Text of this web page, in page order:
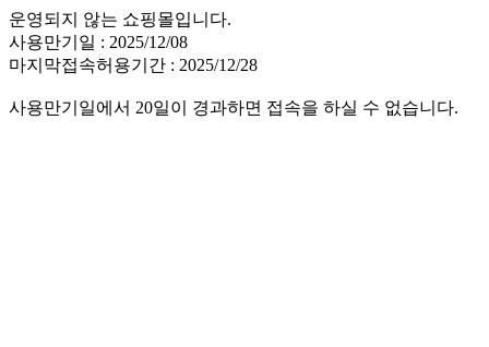
운영되지 않는 쇼핑몰입니다.
사용만기일 : 2025/12/08
마지막접속허용기간 : 2025/12/28
사용만기일에서 20일이 경과하면 접속을 하실 수 없습니다.